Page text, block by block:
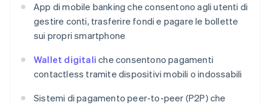
App di mobile banking che consentono agli utenti di
gestire conti, trasferire fondi e pagare le bollette
sui propri smartphone
Wallet digitali che consentono pagamenti
contactless tramite dispositivi mobili o indossabili
Sistemi di pagamento peer-to-peer (P2P) che